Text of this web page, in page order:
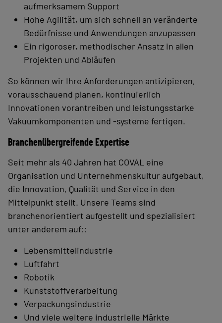
aufmerksamem Support
Hohe Agilität, um sich schnell an veränderte
Bedürfnisse und Anwendungen anzupassen
Ein rigoroser, methodischer Ansatz in allen
Projekten und Abläufen
So können wir Ihre Anforderungen antizipieren,
vorausschauend planen, kontinuierlich
Innovationen vorantreiben und leistungsstarke
Vakuumkomponenten und -systeme fertigen.
Branchenübergreifende Expertise
Seit mehr als 40 Jahren hat COVAL eine
Organisation und Unternehmenskultur aufgebaut,
die Innovation, Qualität und Service in den
Mittelpunkt stellt. Unsere Teams sind
branchenorientiert aufgestellt und spezialisiert
unter anderem auf::
Lebensmittelindustrie
Luftfahrt
Robotik
Kunststoffverarbeitung
Verpackungsindustrie
Und viele weitere industrielle Märkte